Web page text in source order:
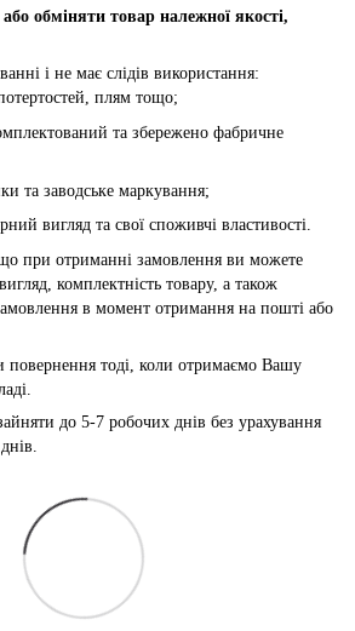
обміняти товар належної якості,
і не має слідів використання:
плям тощо;
та збережено фабричне
та заводське маркування;
вигляд та свої споживчі властивості.
при отриманні замовлення ви можете
комплектність товару, а також
в момент отримання на пошті або
тоді, коли отримаємо Вашу
до 5-7 робочих днів без урахування